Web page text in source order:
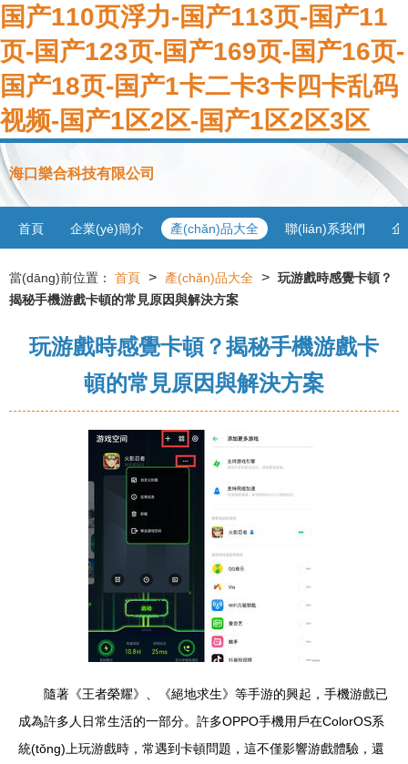
国产110页浮力-国产113页-国产11
页-国产123页-国产169页-国产16页-
国产18页-国产1卡二卡3卡四卡乱码
视频-国产1区2区-国产1区2区3区
海口樂合科技有限公司
首頁 企業(yè)簡介 產(chǎn)品大全 聯(lián)系我們 企
當(dāng)前位置： 首頁 > 產(chǎn)品大全 > 玩游戲時感覺卡頓？
揭秘手機游戲卡頓的常見原因與解決方案
玩游戲時感覺卡頓？揭秘手機游戲卡
頓的常見原因與解決方案
隨著《王者榮耀》、《絕地求生》等手游的興起，手機游戲已
成為許多人日常生活的一部分。許多OPPO手機用戶在ColorOS系
統(tǒng)上玩游戲時，常遇到卡頓問題，這不僅影響游戲體驗，還